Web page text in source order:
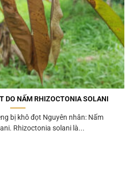
DO NẤM RHIZOCTONIA SOLANI
bị khô đọt Nguyên nhân: Nấm
Rhizoctonia solani là...